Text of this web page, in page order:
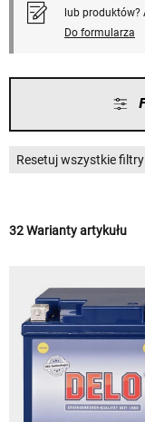
lub produktów?
Do formularza
Resetuj wszystkie filtry
32 Warianty artykułu